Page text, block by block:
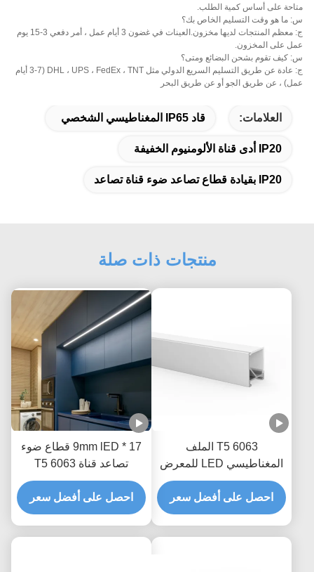
متاحة على أساس كمية الطلب.
س: ما هو وقت التسليم الخاص بك؟
ج: معظم المنتجات لديها مخزون.العينات في غضون 3 أيام عمل ، أمر دفعي 3-15 يوم
عمل على المخزون.
س: كيف تقوم بشحن البضائع ومتى؟
ج: عادة عن طريق التسليم السريع الدولي مثل DHL ، UPS ، FedEx ، TNT (3-7 أيام
عمل) ، عن طريق الجو أو عن طريق البحر
العلامات: قاد IP65 المغناطيسي الشخصي
IP20 أدى قناة الألومنيوم الخفيفة
IP20 بقيادة قطاع تصاعد ضوء قناة تصاعد
منتجات ذات صلة
6063 T5 الملف
المغناطيسي LED للمعرض
الفني للمكتب التجاري
المنزلي
احصل على أفضل سعر
17 * 9mm lED قطاع ضوء
تصاعد قناة 6063 T5
الألومنيوم الشخصي
احصل على أفضل سعر